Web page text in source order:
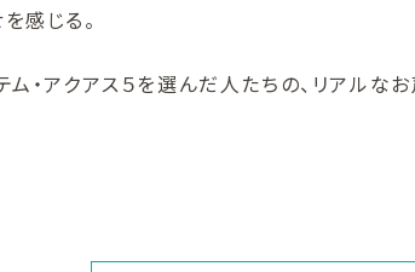
感じる。
・アクアス５を選んだ人たちの、リアルな